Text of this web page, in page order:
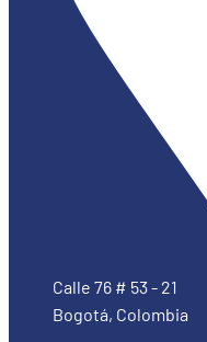
Calle 76 # 53 - 21
Bogotá, Colombia